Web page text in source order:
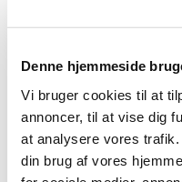
Denne hjemmeside
Vi bruger cookies til at
annoncer, til at vise dig
at analysere vores
din brug af vores
Hanne Thiim
20 kr.
Sorg, håb og livsmod-